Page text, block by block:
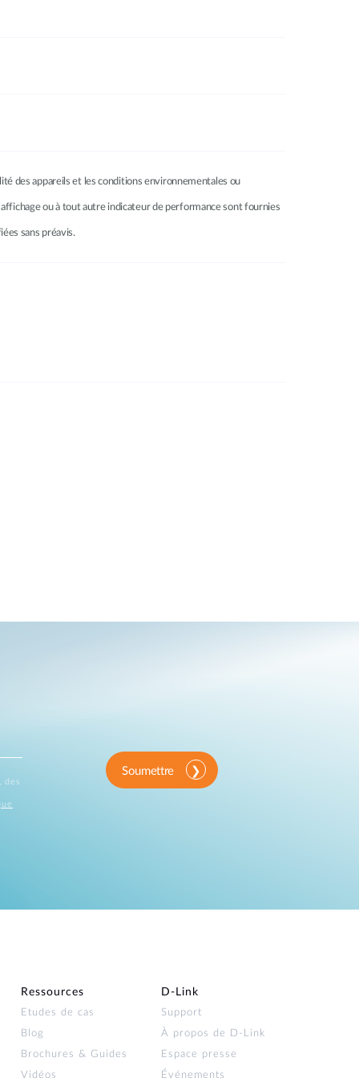
des appareils et les conditions environnementales ou
ou à tout autre indicateur de performance sont fournies
sans préavis.
des
Soumettre
Ressources
Etudes de cas
Blog
Brochures & Guides
Vidéos
D‑Link
Support
À propos de D‑Link
Espace presse
Événements